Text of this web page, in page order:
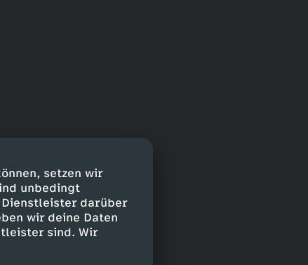
setzen wir
unbedingt
darüber
wir deine Daten
sind. Wir